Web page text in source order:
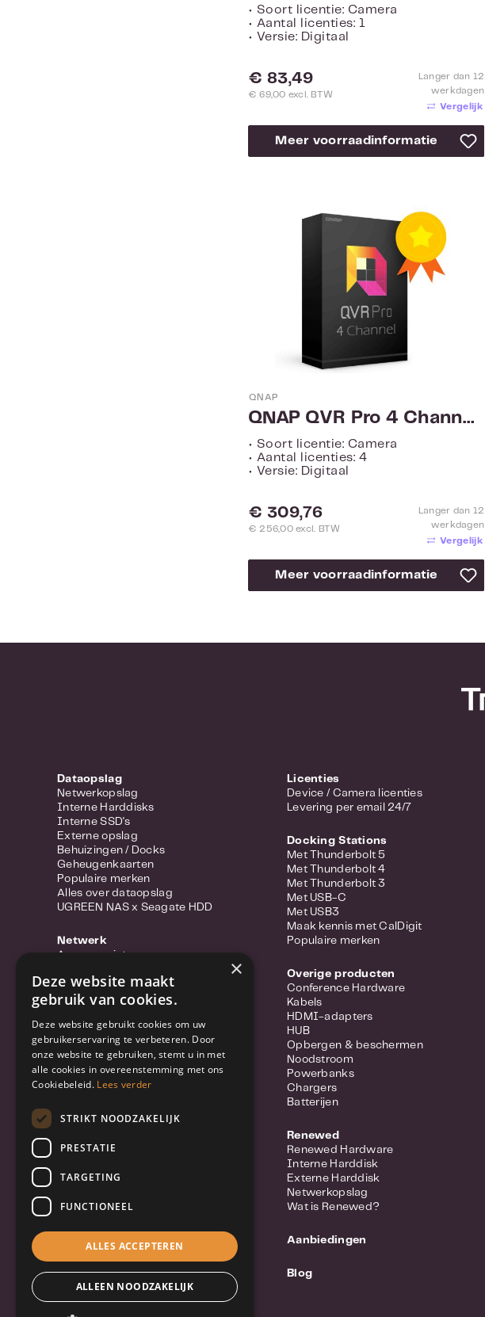
• Soort licentie: Camera
• Aantal licenties: 1
• Versie: Digitaal
Normale prijs:
€ 83,49
€ 69,00 excl. BTW
Langer dan 12
werkdagen
Vergelijk
Meer voorraadinformatie
QNAP
QNAP QVR Pro 4 Channel License LIC-SW-QVRPRO-4CH-EI
• Soort licentie: Camera
• Aantal licenties: 4
• Versie: Digitaal
Normale prijs:
€ 309,76
€ 256,00 excl. BTW
Langer dan 12
werkdagen
Vergelijk
Meer voorraadinformatie
Dataopslag
Netwerkopslag
Interne Harddisks
Interne SSD's
Externe opslag
Behuizingen / Docks
Geheugenkaarten
Populaire merken
Alles over dataopslag
UGREEN NAS x Seagate HDD
Netwerk
Access points
Power-over-ethernet
Range extenders
Converter
Switches
Wifi-adapters
Netwerkkabels
Netwerk accessoires
Beveiliging
Netwerkvideorecorders (NVR)
Licenties
Meer over Synology Camera's
Populaire merken
Mini PC
Licenties
Device / Camera licenties
Levering per email 24/7
Docking Stations
Met Thunderbolt 5
Met Thunderbolt 4
Met Thunderbolt 3
Met USB-C
Met USB3
Maak kennis met CalDigit
Populaire merken
Overige producten
Conference Hardware
Kabels
HDMI-adapters
HUB
Opbergen & beschermen
Noodstroom
Powerbanks
Chargers
Batterijen
Renewed
Renewed Hardware
Interne Harddisk
Externe Harddisk
Netwerkopslag
Wat is Renewed?
Aanbiedingen
Blog
×
Deze website maakt
gebruik van cookies.
Deze website gebruikt cookies om uw
gebruikerservaring te verbeteren. Door
onze website te gebruiken, stemt u in met
alle cookies in overeenstemming met ons
Cookiebeleid. Lees verder
STRIKT NOODZAKELIJK
PRESTATIE
TARGETING
FUNCTIONEEL
ALLES ACCEPTEREN
ALLEEN NOODZAKELIJK